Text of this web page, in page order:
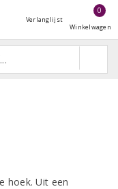
Verlanglijst
0
Winkelwagen
hoek. Uit een